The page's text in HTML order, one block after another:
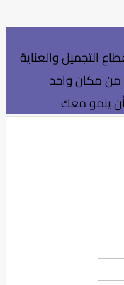
التجميل والعناية
مكان واحد
ينمو معك